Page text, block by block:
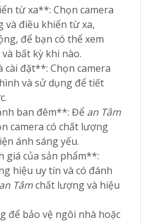
từ xa**: Chọn camera
và điều khiển từ xa,
để bạn có thể xem
bất kỳ khi nào.
đặt**: Chọn camera
và sử dụng để tiết
ban đêm**: Để an Tâm
camera có chất lượng
ánh sáng yếu.
của sản phẩm**:
hiệu uy tín và có đánh
an Tâmchất lượng và hiệu
để bảo vệ ngôi nhà hoặc